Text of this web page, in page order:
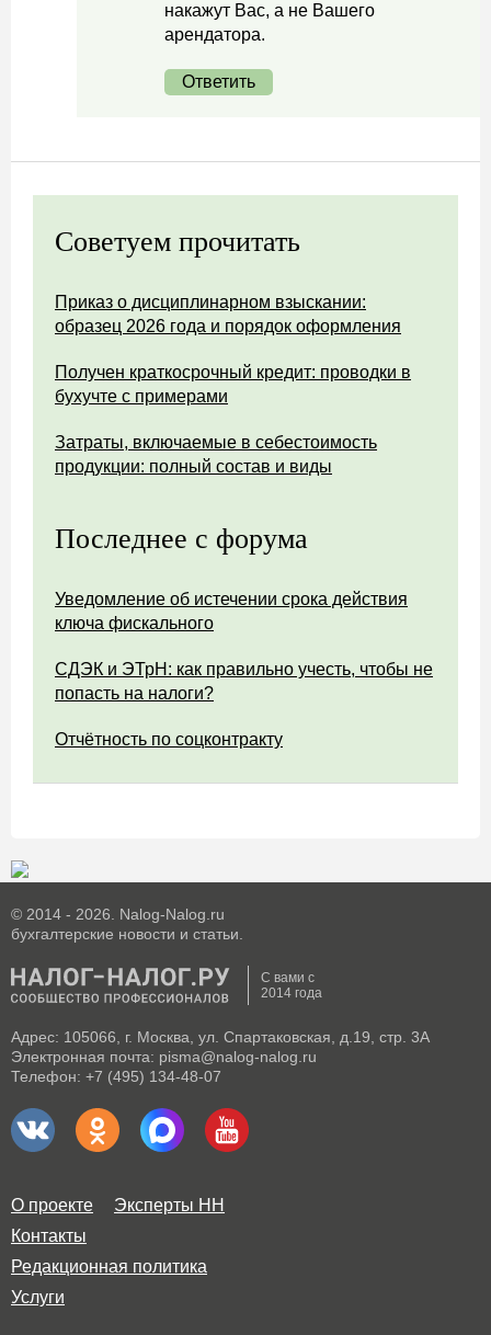
накажут Вас, а не Вашего
арендатора.
Ответить
Советуем прочитать
Приказ о дисциплинарном взыскании:
образец 2026 года и порядок оформления
Получен краткосрочный кредит: проводки в
бухучте с примерами
Затраты, включаемые в себестоимость
продукции: полный состав и виды
Последнее с форума
Уведомление об истечении срока действия
ключа фискального
СДЭК и ЭТрН: как правильно учесть, чтобы не
попасть на налоги?
Отчётность по соцконтракту
© 2014 - 2026. Nalog-Nalog.ru
бухгалтерские новости и статьи.
С вами с
2014 года
Адрес: 105066, г. Москва, ул. Спартаковская, д.19, стр. 3А
Электронная почта: pisma@nalog-nalog.ru
Телефон: +7 (495) 134-48-07
О проекте
Эксперты НН
Контакты
Редакционная политика
Услуги